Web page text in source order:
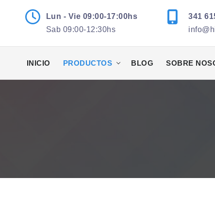
Lun - Vie 09:00-17:00hs
Sab 09:00-12:30hs
341
INICIO PRODUCTOS BLOG SOBRE